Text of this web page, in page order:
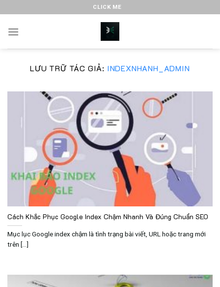
nội
CLICK ME
LƯU TRỮ TÁC GIẢ: INDEXNHANH_ADMIN
Cách Khắc Phục Google Index Chậm Nhanh Và Đúng Chuẩn SEO
Mục lục Google index chậm là tình trạng bài viết, URL hoặc trang mới
trên [...]